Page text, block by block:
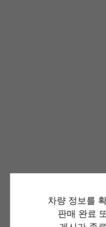
차량 정보를
판매 완료